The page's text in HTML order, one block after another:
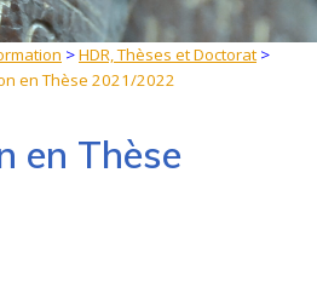
>HDR, Thèses et Doctorat >
en Thèse 2021/2022
en Thèse